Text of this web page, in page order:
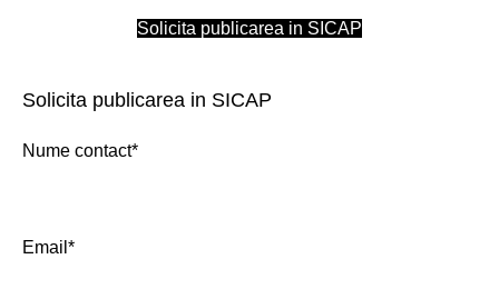
Solicita publicarea in SICAP
Solicita publicarea in SICAP
Nume contact*
Email*